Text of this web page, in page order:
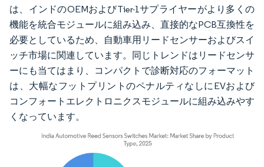
は、インドのOEMおよびTier-1サプライヤーがより多くの
機能を統合モジュールに組み込み、直接的なPCB互換性を
必要としているため、自動車用リードセンサーおよびスイ
ッチ市場に関連しています。同じトレンドはリードセンサ
ーにも当てはまり、コンパクトで診断対応のフォーマット
は、大幅なフットプリントのペナルティなしにEVおよび
コンフォートエレクトロニクスモジュールに組み込みやす
くなっています。